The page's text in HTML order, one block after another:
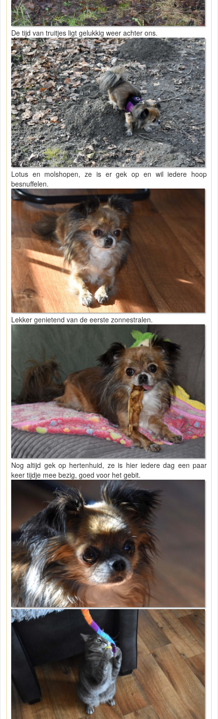
De tijd van truitjes ligt gelukkig weer achter ons.
Lotus en molshopen, ze is er gek op en wil iedere hoop
besnuffelen.
Lekker genietend van de eerste zonnestralen.
Nog altijd gek op hertenhuid, ze is hier iedere dag een paar
keer tijdje mee bezig, goed voor het gebit.